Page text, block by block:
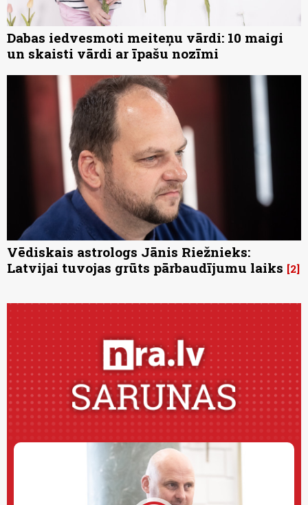
Dabas iedvesmoti meiteņu vārdi: 10 maigi
un skaisti vārdi ar īpašu nozīmi
Vēdiskais astrologs Jānis Riežnieks:
Latvijai tuvojas grūts pārbaudījumu laiks 2